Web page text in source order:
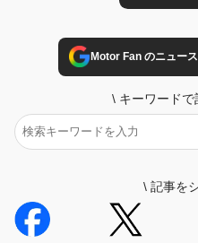
Motor Fan のニュー
\ キーワードで
\ 記事を